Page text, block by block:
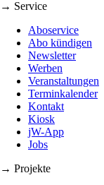
→ Service
Aboservice
Abo kündigen
Newsletter
Werben
Veranstaltungen
Terminkalender
Kontakt
Kiosk
jW-App
Jobs
→ Projekte